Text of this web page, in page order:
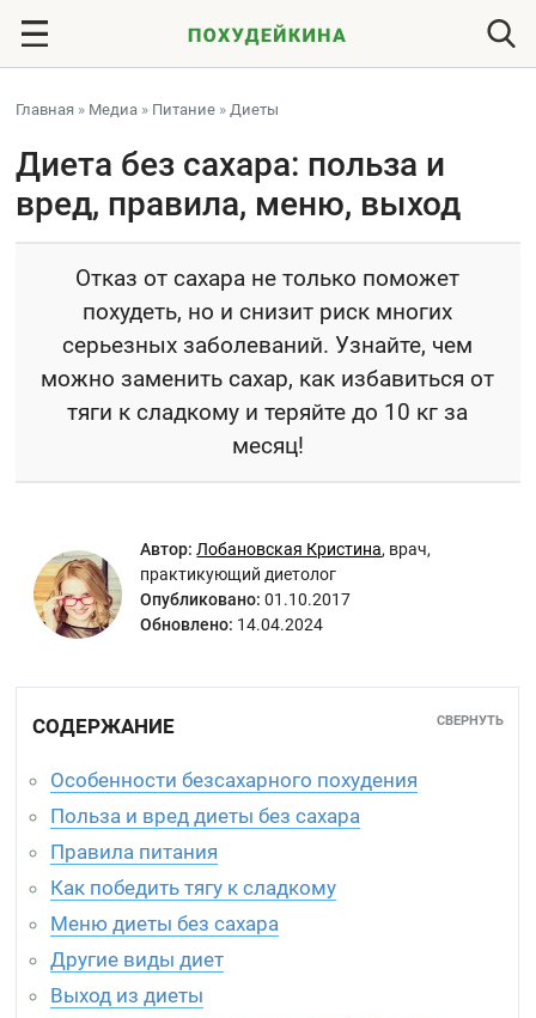
Главная » Медиа » Питание »Диеты
Диета без сахара: польза и
вред, правила, меню, выход
Отказ от сахара не только поможет
похудеть, но и снизит риск многих
серьезных заболеваний. Узнайте, чем
можно заменить сахар, как избавиться от
тяги к сладкому и теряйте до 10 кг за
месяц!
Автор: Лобановская Кристина, врач,
практикующий диетолог
Опубликовано: 01.10.2017
Обновлено: 14.04.2024
СОДЕРЖАНИЕ СВЕРНУТЬ
Особенности безсахарного похудения
Польза и вред диеты без сахара
Правила питания
Как победить тягу к сладкому
Меню диеты без сахара
Другие виды диет
Выход из диеты